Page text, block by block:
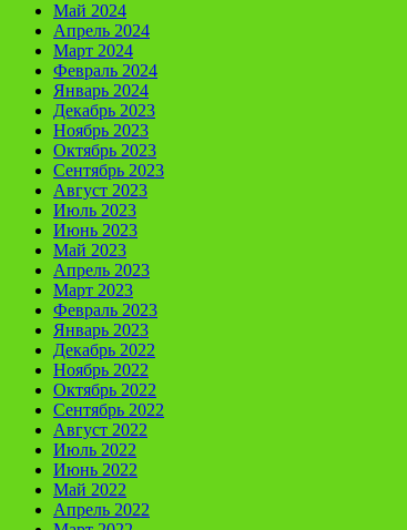
Май 2024
Апрель 2024
Март 2024
Февраль 2024
Январь 2024
Декабрь 2023
Ноябрь 2023
Октябрь 2023
Сентябрь 2023
Август 2023
Июль 2023
Июнь 2023
Май 2023
Апрель 2023
Март 2023
Февраль 2023
Январь 2023
Декабрь 2022
Ноябрь 2022
Октябрь 2022
Сентябрь 2022
Август 2022
Июль 2022
Июнь 2022
Май 2022
Апрель 2022